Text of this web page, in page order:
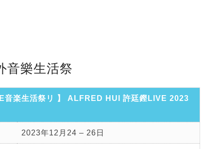
音樂生活祭
楽生活祭リ 】 ALFRED HUI 許廷鏗LIVE 2023
2023年12月24 – 26日